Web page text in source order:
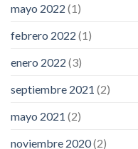
mayo 2022 (1)
febrero 2022 (1)
enero 2022 (3)
septiembre 2021 (2)
mayo 2021 (2)
noviembre 2020(2)